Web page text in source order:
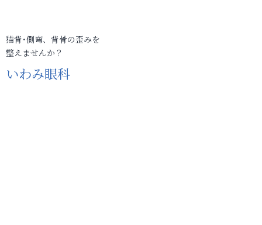
猫背･側弯、背骨の歪みを
整えませんか？
いわみ眼科